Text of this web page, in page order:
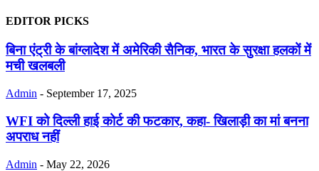
EDITOR PICKS
बिना एंट्री के बांग्लादेश में अमेरिकी सैनिक, भारत के सुरक्षा हलकों में
मची खलबली
Admin - September 17, 2025
WFI को दिल्ली हाई कोर्ट की फटकार, कहा- खिलाड़ी का मां बनना
अपराध नहीं
Admin - May 22, 2026